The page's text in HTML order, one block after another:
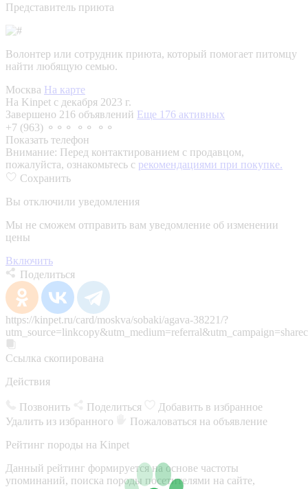
Представитель приюта
Волонтер или сотрудник приюта, который помогает питомцу
найти любящую семью.
Москва На карте
На Kinpet c декабря 2023 г.
Завершено 216 объявлений Еще 176 активных
+7 (963) ⚬⚬⚬ ⚬⚬ ⚬⚬
Показать телефон
Внимание: Перед контактированием с продавцом,
пожалуйста, ознакомьтесь с рекомендациями при покупке.
Сохранить
Вы отключили уведомления
Мы не сможем отправить вам уведомление об изменении
цены
Включить
Поделиться
https://kinpet.ru/card/moskva/sobaki/agava-38221/?
Ссылка скопирована
Действия
Позвонить Поделиться
Добавить в избранное
Удалить из избранного
Пожаловаться на объявление
Рейтинг породы на Kinpet
Данный рейтинг формируется на основе частоты
упоминаний, поиска породы посетителями на сайте,